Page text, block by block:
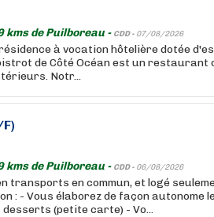
kms de Puilboreau - CDD - 07/08/2026
à vocation hôtelière dotée
de Côté Océan est un restaurant
Notr...
kms de Puilboreau - CDD - 06/08/2026
transports en commun, et logé
: - Vous élaborez de façon autonome
(petite carte) - Vo...